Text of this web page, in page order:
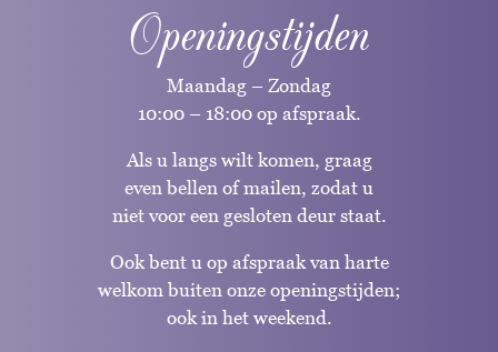
Openingstijden
Maandag – Zondag
10:00 – 18:00 op afspraak.
Als u langs wilt komen, graag
even bellen of mailen, zodat u
niet voor een gesloten deur staat.
Ook bent u op afspraak van harte
welkom buiten onze openingstijden;
ook in het weekend.